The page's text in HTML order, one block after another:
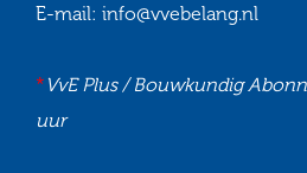
E-mail: info@vvebelang.nl
*VvE Plus / Bouwkundig
uur